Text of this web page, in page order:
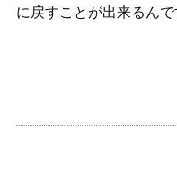
に戻すことが出来るんで